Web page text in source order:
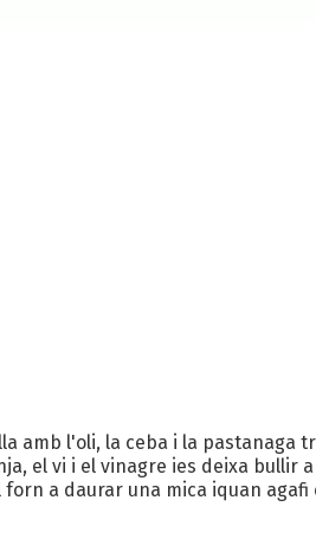
amb l'oli, la ceba i la pastanaga
el vi i el vinagre ies deixa bullir
a daurar una mica iquan